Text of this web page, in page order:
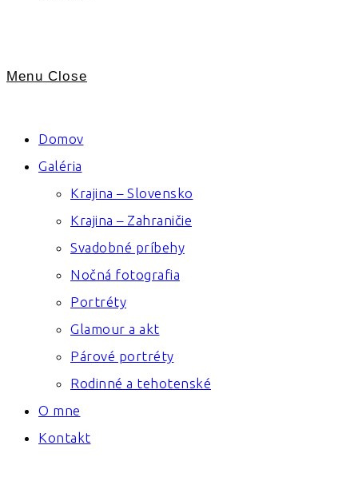
Menu Close
Domov
Galéria
Krajina – Slovensko
Krajina – Zahraničie
Svadobné príbehy
Nočná fotografia
Portréty
Glamour a akt
Párové portréty
Rodinné a tehotenské
O mne
Kontakt